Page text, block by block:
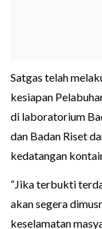
Satgas telah
kesiapan
di laboratorium
dan Badan Riset
kedatangan
“Jika terbukti
akan segera
keselamatan